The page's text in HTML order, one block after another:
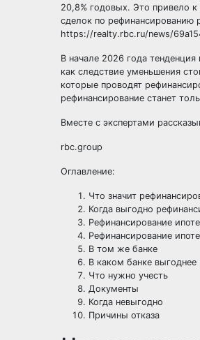
20,8% годовых. Это привело к
сделок по рефинансированию
https://realty.rbc.ru/news/
В начале 2026 года
как следствие уменьшения
которые проводят
рефинансирование станет
Вместе с экспертами
rbc.group
Оглавление:
Что значит
Когда выгодно
Рефинансирование
Рефинансирование
В том же банке
В каком банке выгоднее
Что нужно учесть
Документы
Когда невыгодно
Причины отказа